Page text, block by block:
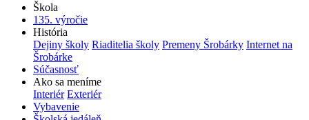
Škola
135. výročie
História
Dejiny školy Riaditelia školy Premeny Šrobárky Internet na
Šrobárke
Súčasnosť
Ako sa meníme
Interiér Exteriér
Vybavenie